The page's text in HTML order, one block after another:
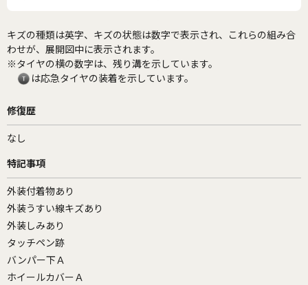
キズの種類は英字、キズの状態は数字で表示され、これらの組み合
わせが、展開図中に表示されます。
※タイヤの横の数字は、残り溝を示しています。
は応急タイヤの装着を示しています。
修復歴
なし
特記事項
外装付着物あり
外装うすい線キズあり
外装しみあり
タッチペン跡
バンパー下Ａ
ホイールカバーＡ